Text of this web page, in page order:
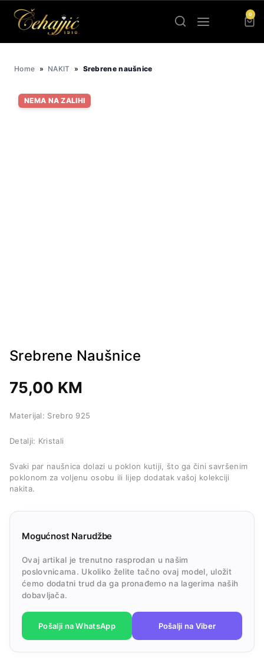
0
Home » NAKIT » Srebrene naušnice
NEMA NA ZALIHI
Srebrene Naušnice
75,00 KM
Materijal: Srebro 925
Detalji: Kristali
Svaki par naušnica dolazi u poklon kutiji, što ga čini savršenim
poklonom za voljenu osobu ili lijep dodatak vašoj kolekciji
nakita.
Mogućnost Narudžbe
Ovaj artikal je trenutno rasprodan u našim
poslovnicama. Ukoliko želite tačno ovaj model, uložit
ćemo dodatni trud da ga pronađemo na lagerima naših
dobavljača.
Pošalji na WhatsApp Pošalji na Viber